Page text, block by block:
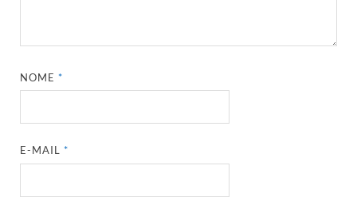
NOME*
E-MAIL*